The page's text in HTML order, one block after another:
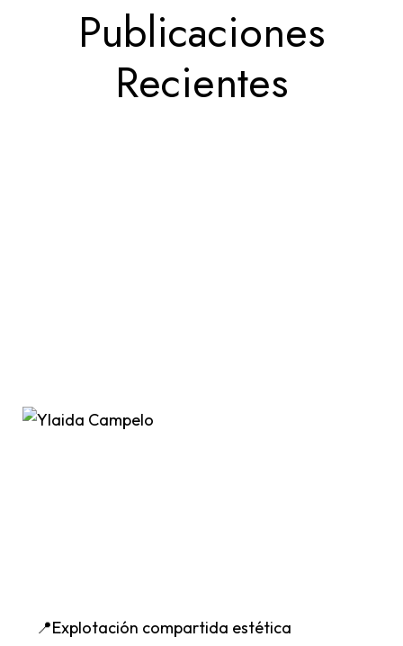
Publicaciones
Recientes
📍Explotación compartida estética